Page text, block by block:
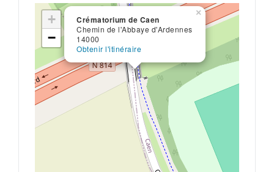
Crématorium de Caen
Chemin de l'Abbaye d'Ardennes
14000
Obtenir l'itinéraire
×
+
−